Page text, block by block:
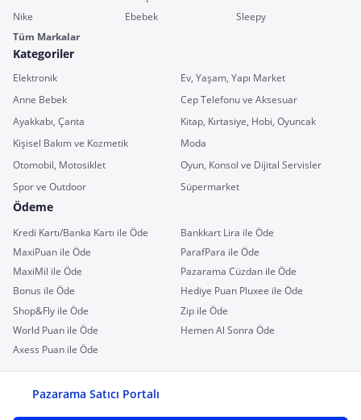
Nike
Ebebek
Sleepy
Tüm Markalar
Kategoriler
Elektronik
Ev, Yaşam, Yapı Market
Anne Bebek
Cep Telefonu ve Aksesuar
Ayakkabı, Çanta
Kitap, Kırtasiye, Hobi, Oyuncak
Kişisel Bakım ve Kozmetik
Moda
Otomobil, Motosiklet
Oyun, Konsol ve Dijital Servisler
Spor ve Outdoor
Süpermarket
Ödeme
Kredi Kartı/Banka Kartı ile Öde
Bankkart Lira ile Öde
MaxiPuan ile Öde
ParafPara ile Öde
MaxiMil ile Öde
Pazarama Cüzdan ile Öde
Bonus ile Öde
Hediye Puan Pluxee ile Öde
Shop&Fly ile Öde
Zip ile Öde
World Puan ile Öde
Hemen Al Sonra Öde
Axess Puan ile Öde
Pazarama Satıcı Portalı